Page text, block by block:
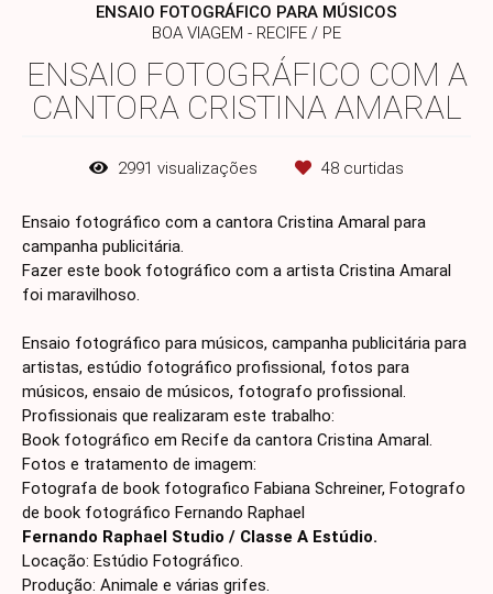
ENSAIO FOTOGRÁFICO PARA MÚSICOS
BOA VIAGEM - RECIFE / PE
ENSAIO FOTOGRÁFICO COM A
CANTORA CRISTINA AMARAL
2991 visualizações 48 curtidas
Ensaio fotográfico com a cantora Cristina Amaral para
campanha publicitária.
Fazer este book fotográfico com a artista Cristina Amaral
foi maravilhoso.
Ensaio fotográfico para músicos, campanha publicitária para
artistas, estúdio fotográfico profissional, fotos para
músicos, ensaio de músicos, fotografo profissional.
Profissionais que realizaram este trabalho:
Book fotográfico em Recife da cantora Cristina Amaral.
Fotos e tratamento de imagem:
Fotografa de book fotografico Fabiana Schreiner, Fotografo
de book fotográfico Fernando Raphael
Fernando Raphael Studio / Classe A Estúdio.
Locação: Estúdio Fotográfico.
Produção: Animale e várias grifes.